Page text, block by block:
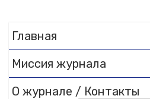
Главная
Миссия журнала
О журнале / Контакты